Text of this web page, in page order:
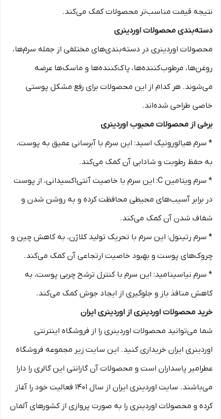
نتیجه قیمت مناسب‌تر محصولات کمک می‌کند.
دسته‌بندی محصولات اوردینری
محصولات اوردینری در دسته‌بندی‌های مختلفی از جمله سرم‌ها،
روغن‌ها، مرطوب‌کننده‌ها، پاک‌کننده‌ها و ماسک‌ها عرضه
می‌شوند. هر کدام از این محصولات برای رفع مشکل پوستی
خاصی طراحی شده‌اند.
برخی از محصولات محبوب اوردینری
* سرم هیالورونیک اسید: این سرم با آبرسانی عمیق به پوست،
به حفظ رطوبت و شادابی آن کمک می‌کند.
* سرم ویتامین C: این سرم با خاصیت آنتی‌اکسیدانی، از پوست
در برابر آسیب‌های محیطی محافظت کرده و به روشن شدن و
شفاف شدن آن کمک می‌کند.
* سرم رتینول: این سرم با تحریک تولید کلاژن، به کاهش چین و
چروک‌های پوست و بهبود خاصیت ارتجاعی آن کمک می‌کند.
* سرم نیاسینامید: این سرم با کنترل ترشح چربی پوست، به
کاهش منافذ باز و جلوگیری از ایجاد جوش کمک می‌کند.
خرید محصولات اوردینری از اوردینری ایران
شما می‌توانید محصولات اوردینری را از فروشگاه اینترنتی
اوردینری ایران خریداری کنید. این سایت زیر مجموعه فروشگاه
عطرامیر پاسداران است و محصولات آن گارانتی این گالری را دارا
می‌باشند. سایت اوردینری ایران از سال 1401 فعالیت خود را آغاز
کرده و محصولات اوردینری را به صورت پروازی از کشورهای آلمان